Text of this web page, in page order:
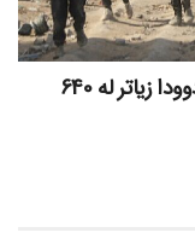
نەتەوە یەکگرتووەکان: لە سێ مانگی ڕابردوودا زیاتر لە 640